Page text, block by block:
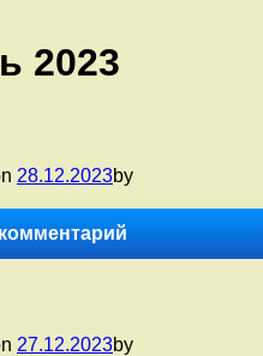
2023
28.12.2023by
27.12.2023by